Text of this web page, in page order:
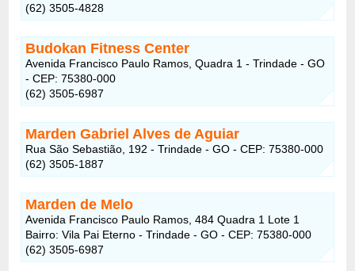
(62) 3505-4828
Budokan Fitness Center
Avenida Francisco Paulo Ramos, Quadra 1 - Trindade - GO
- CEP: 75380-000
(62) 3505-6987
Marden Gabriel Alves de Aguiar
Rua São Sebastião, 192 - Trindade - GO - CEP: 75380-000
(62) 3505-1887
Marden de Melo
Avenida Francisco Paulo Ramos, 484 Quadra 1 Lote 1
Bairro: Vila Pai Eterno - Trindade - GO - CEP: 75380-000
(62) 3505-6987